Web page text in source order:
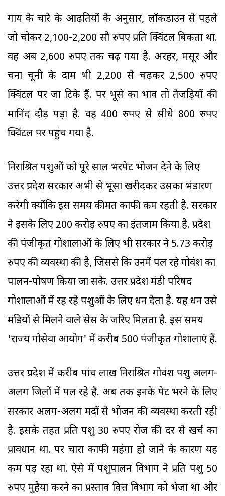
गाय के चारे के आढ़तियों के अनुसार, लॉकडाउन से पहले
जो चोकर 2,100-2,200 सौ रुपए प्रति क्विंटल बिकता था.
वह अब 2,600 रुपए तक चढ़ गया है. अरहर, मसूर और
चना चूनी के दाम भी 2,200 से चढ़कर 2,500 रुपए
क्विंटल पर जा टिके हैं. पर भूसे का भाव तो तेजड़ियों की
मानिंद दौड़ पड़ा है. वह 400 रुपए से सीधे 800 रुपए
क्विंटल पर पहुंच गया है.
निराश्रित पशुओं को पूरे साल भरपेट भोजन देने के लिए
उत्तर प्रदेश सरकार अभी से भूसा खरीदकर उसका भंडारण
करेगी क्योंकि इस समय कीमत काफी कम रहती है. सरकार
ने इसके लिए 200 करोड़ रुपए का इंतजाम किया है. प्रदेश
की पंजीकृत गोशालाओं के लिए भी सरकार ने 5.73 करोड़
रुपए की व्यवस्था की है, जिससे कि उनमें पल रहे गोवंश का
पालन-पोषण किया जा सके. उत्तर प्रदेश मंडी परिषद
गोशालाओं में रह रहे पशुओं के लिए धन देता है. यह धन उसे
मंडियों से मिलने वाले सेस के जरिए मिलता है. इस समय
'राज्य गोसेवा आयोग' में करीब 500 पंजीकृत गोशालाएं हैं.
उत्तर प्रदेश में करीब पांच लाख निराश्रित गोवंश पशु अलग-
अलग जिलों में पल रहे हैं. अब तक इनके पेट भरने के लिए
सरकार अलग-अलग मदों से भोजन की व्यवस्था करती रही
है. इसके तहत प्रति पशु 30 रुपए रोज की दर से खर्च का
प्रावधान था. पर चारा काफी महंगा हो जाने के कारण यह
कम पड़ रहा था. ऐसे में पशुपालन विभाग ने प्रति पशु 50
रुपए मुहैया करने का प्रस्ताव वित्त विभाग को भेजा था और